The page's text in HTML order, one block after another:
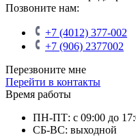
Позвоните нам:
+7 (4012) 377-002
+7 (906) 2377002
Перезвоните мне
Перейти в контакты
Время работы
ПН-ПТ: с 09:00 до
СБ-ВС: выходной